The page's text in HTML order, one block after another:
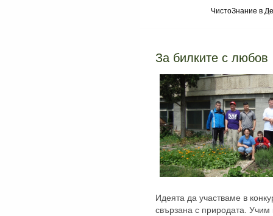
ЧистоЗнание в
За билките с любов
Идеята да участваме в
свързана с природата.